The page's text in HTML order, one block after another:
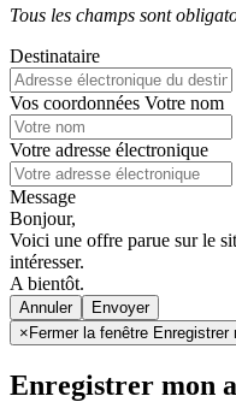
Tous les champs sont
Destinataire
Vos coordonnées Votre nom
Votre adresse électronique
Message
Bonjour,
Voici une offre parue sur le
intéresser.
A bientôt.
Annuler
× Fermer la fenêtre Enregistrer
Enregistrer mon